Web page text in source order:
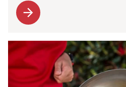
arrow_forward